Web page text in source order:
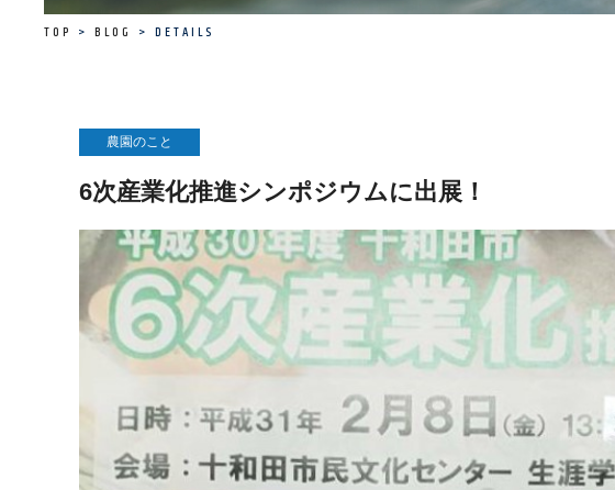
TOP BLOG DETAILS
農園のこと
6次産業化推進シンポジウムに出展！